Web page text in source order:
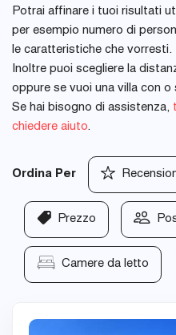
Potrai affinare i tuoi risultati
per esempio numero di
le caratteristiche che vorresti.
Inoltre puoi scegliere la
oppure se vuoi una villa con o
Se hai bisogno di assistenza,
chiedere aiuto.
Ordina Per
Prezzo
Camere da letto